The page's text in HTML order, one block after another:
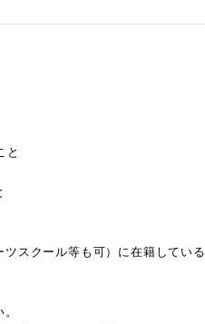
と
スクール等も可）に在籍している